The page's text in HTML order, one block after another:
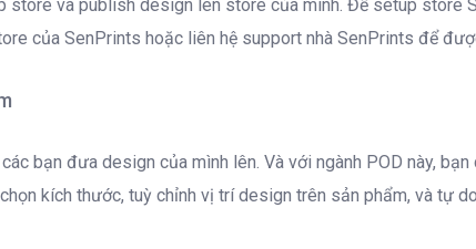
store và publish design lên store của mình. Để setup store
của SenPrints hoặc liên hệ support nhà SenPrints để
bạn đưa design của mình lên. Và với ngành POD này,
kích thước, tuỳ chỉnh vị trí design trên sản phẩm, và tự